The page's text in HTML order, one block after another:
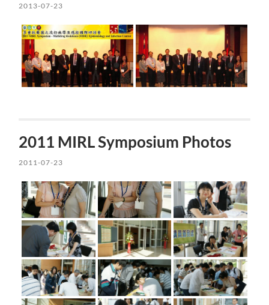
2013-07-23
2011 MIRL Symposium Photos
2011-07-23